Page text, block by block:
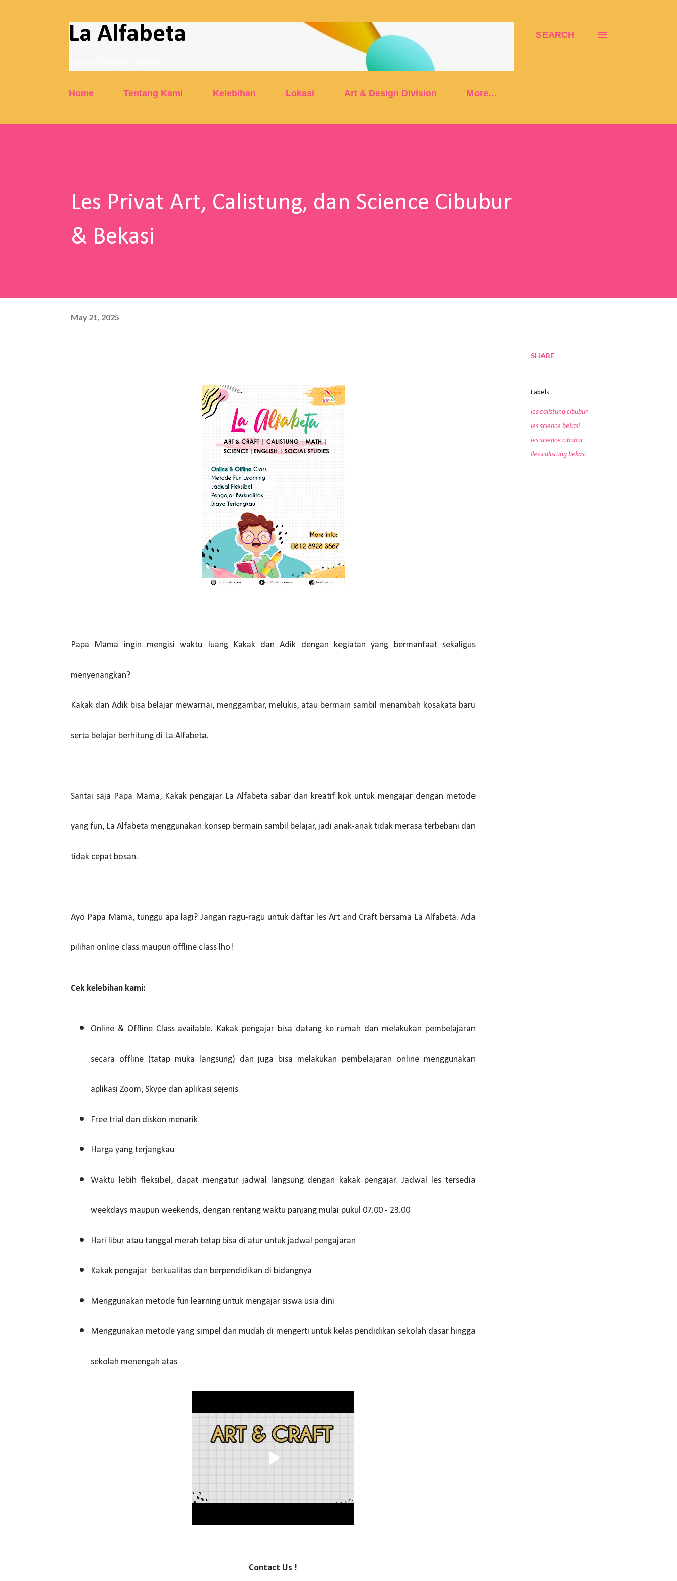
La Alfabeta SEARCH
Home Tentang Kami Kelebihan Lokasi Art & Design Division More…
Les Privat Art, Calistung, dan Science Cibubur
& Bekasi
May 21, 2025
Papa Mama ingin mengisi waktu luang Kakak dan Adik dengan kegiatan yang bermanfaat sekaligus
menyenangkan?
Kakak dan Adik bisa belajar mewarnai, menggambar, melukis, atau bermain sambil menambah kosakata baru
serta belajar berhitung di La Alfabeta.
Santai saja Papa Mama, Kakak pengajar La Alfabeta sabar dan kreatif kok untuk mengajar dengan metode
yang fun, La Alfabeta menggunakan konsep bermain sambil belajar, jadi anak-anak tidak merasa terbebani dan
tidak cepat bosan.
Ayo Papa Mama, tunggu apa lagi? Jangan ragu-ragu untuk daftar les Art and Craft bersama La Alfabeta. ⁣⁣⁣⁣Ada
pilihan online class maupun offline class lho!
Cek kelebihan kami:
Online & Offline Class available. Kakak pengajar bisa datang ke rumah dan melakukan pembelajaran
secara offline (tatap muka langsung) dan juga bisa melakukan pembelajaran online menggunakan
aplikasi Zoom, Skype dan aplikasi sejenis
Free trial dan diskon menarik
Harga yang terjangkau
Waktu lebih fleksibel, dapat mengatur jadwal langsung dengan kakak pengajar. Jadwal les tersedia
weekdays maupun weekends, dengan rentang waktu panjang mulai pukul 07.00 - 23.00
Hari libur atau tanggal merah tetap bisa di atur untuk jadwal pengajaran
Kakak pengajar berkualitas dan berpendidikan di bidangnya
Menggunakan metode fun learning untuk mengajar siswa usia dini
Menggunakan metode yang simpel dan mudah di mengerti untuk kelas pendidikan sekolah dasar hingga
sekolah menengah atas
Contact Us !
SHARE
Labels
les calistung cibubur
les science bekasi
les science cibubur
lles calistung bekasi